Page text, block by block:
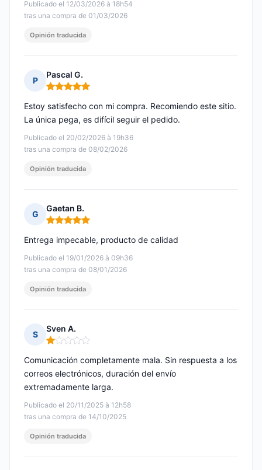
Publicado el 12/03/2026 à 18h54
tras una compra de 01/03/2026
Opinión traducida
P
Pascal G.
Nota: 5 de 5
Publicado el 20/02/2026 à 19h36
tras una compra de 08/02/2026
Estoy satisfecho con mi compra. Recomiendo este sitio.
La única pega, es difícil seguir el pedido.
Opinión traducida
G
Gaetan B.
Nota: 5 de 5
Publicado el 19/01/2026 à 09h36
tras una compra de 08/01/2026
Entrega impecable, producto de calidad
Opinión traducida
S
Sven A.
Nota: 1 de 5
Publicado el 20/11/2025 à 12h58
tras una compra de 14/10/2025
Comunicación completamente mala. Sin respuesta a los
correos electrónicos, duración del envío
extremadamente larga.
Opinión traducida